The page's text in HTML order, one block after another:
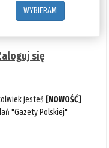
WYBIERAM
się
jesteś [NOWOŚĆ]
"Gazety Polskiej"